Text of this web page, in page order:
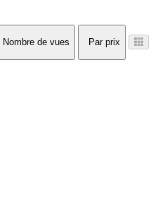
Nombre de vues Par prix